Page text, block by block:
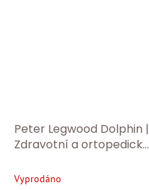
Peter Legwood Dolphin |
Zdravotní a ortopedické
školy, práce i na doma -
Vyprodáno